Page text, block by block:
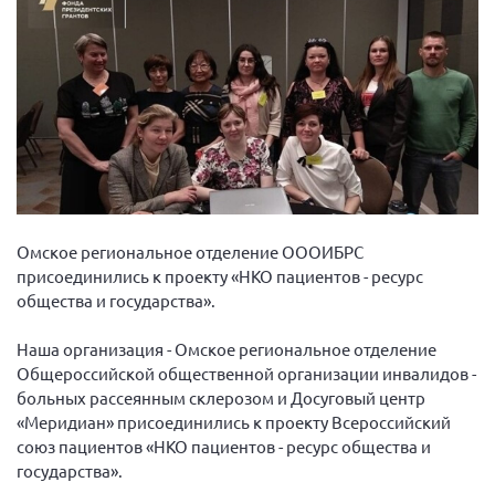
Президент Власов Я.В.
Первый вице-президент Кичигина Н. Ф.
Генеральный директор Матвиевская О.В.
Вице-президент Зрячева Н.В.
Вице-президент Шишлянников Ф.В.
Информационная служба
Отдел международных отношений
Вице-президент Валюх М.В.
Вице-президент Чернова А.В.
Вице-президент Цикорин И.В.
Вице-президент Груба Л.В.
Омское региональное отделение ОООИБРС
присоединились к проекту «НКО пациентов - ресурс
общества и государства».
Наша организация - Омское региональное отделение
Общероссийской общественной организации инвалидов -
больных рассеянным склерозом и Досуговый центр
«Меридиан» присоединились к проекту Всероссийский
союз пациентов «НКО пациентов - ресурс общества и
государства».